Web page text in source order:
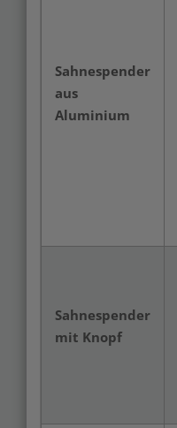
Sahnespender
aus
Aluminium
Sahnespender
mit Knopf